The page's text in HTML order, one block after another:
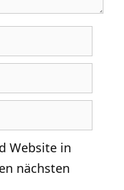
Website in
nächsten